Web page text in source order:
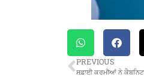
PREVIOUS
ਸਫ਼ਾਈ ਕਰਮੀਆਂ ਨੇ ਕੈਬਨਿਟ